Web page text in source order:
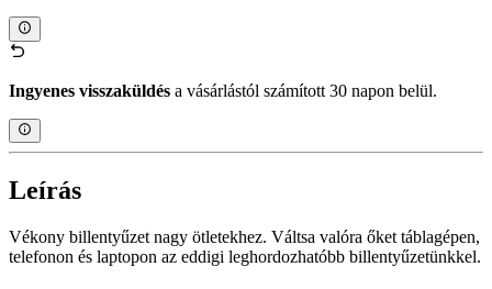
Ingyenes visszaküldés a vásárlástól számított 30 napon belül.
Leírás
Vékony billentyűzet nagy ötletekhez. Váltsa valóra őket táblagépen,
telefonon és laptopon az eddigi leghordozhatóbb billentyűzetünkkel.